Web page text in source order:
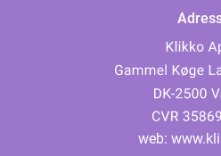
web: